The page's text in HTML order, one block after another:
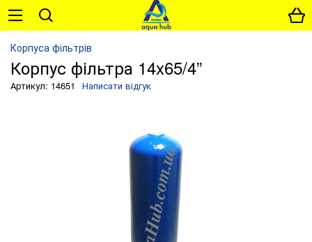
Корпуса фільтрів
Корпус фільтра 14x65/4”
Артикул: 14651 Написати відгук